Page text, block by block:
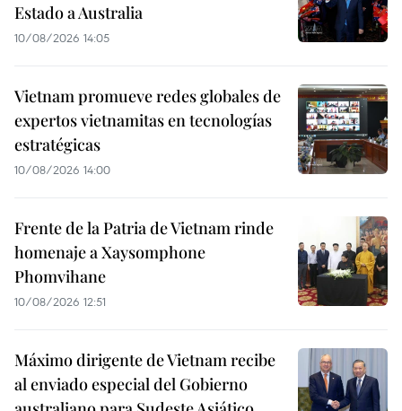
Estado a Australia
10/08/2026 14:05
Vietnam promueve redes globales de
expertos vietnamitas en tecnologías
estratégicas
10/08/2026 14:00
Frente de la Patria de Vietnam rinde
homenaje a Xaysomphone
Phomvihane
10/08/2026 12:51
Máximo dirigente de Vietnam recibe
al enviado especial del Gobierno